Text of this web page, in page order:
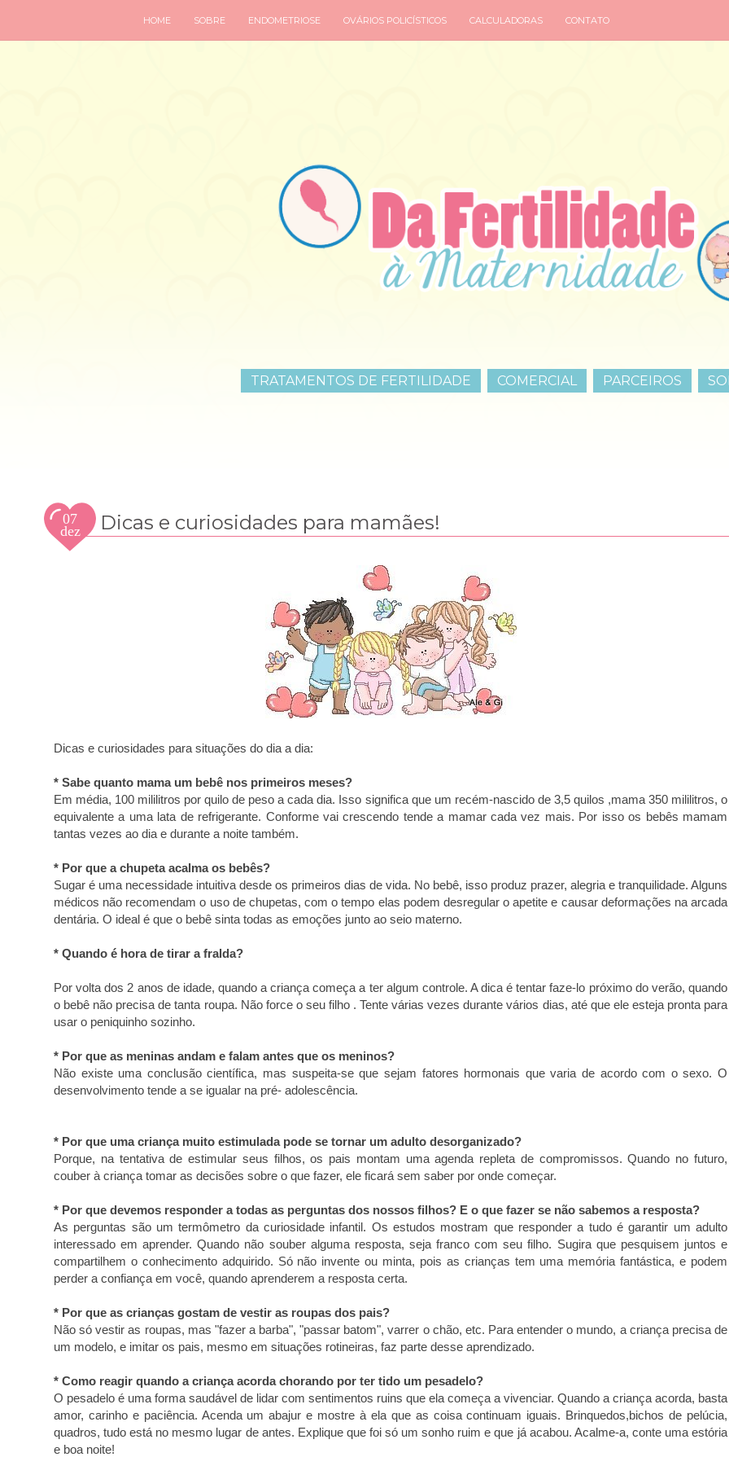
HOME SOBRE ENDOMETRIOSE OVÁRIOS POLICÍSTICOS CALCULADORAS CONTATO
TRATAMENTOS DE FERTILIDADE COMERCIAL PARCEIROS
07
dez
2009
Dicas e curiosidades para mamães!
Dicas e curiosidades para situações do dia a dia:
* Sabe quanto mama um bebê nos primeiros meses?
Em média, 100 mililitros por quilo de peso a cada dia. Isso significa que um recém-nascido de 3,5 quilos ,mama 350 mililitros, o
equivalente a uma lata de refrigerante. Conforme vai crescendo tende a mamar cada vez mais. Por isso os bebês mamam
tantas vezes ao dia e durante a noite também.
* Por que a chupeta acalma os bebês?
Sugar é uma necessidade intuitiva desde os primeiros dias de vida. No bebê, isso produz prazer, alegria e tranquilidade. Alguns
médicos não recomendam o uso de chupetas, com o tempo elas podem desregular o apetite e causar deformações na arcada
dentária. O ideal é que o bebê sinta todas as emoções junto ao seio materno.
* Quando é hora de tirar a fralda?
Por volta dos 2 anos de idade, quando a criança começa a ter algum controle. A dica é tentar faze-lo próximo do verão, quando
o bebê não precisa de tanta roupa. Não force o seu filho . Tente várias vezes durante vários dias, até que ele esteja pronta para
usar o peniquinho sozinho.
* Por que as meninas andam e falam antes que os meninos?
Não existe uma conclusão científica, mas suspeita-se que sejam fatores hormonais que varia de acordo com o sexo. O
desenvolvimento tende a se igualar na pré- adolescência.
* Por que uma criança muito estimulada pode se tornar um adulto desorganizado?
Porque, na tentativa de estimular seus filhos, os pais montam uma agenda repleta de compromissos. Quando no futuro,
couber à criança tomar as decisões sobre o que fazer, ele ficará sem saber por onde começar.
* Por que devemos responder a todas as perguntas dos nossos filhos? E o que fazer se não sabemos a resposta?
As perguntas são um termômetro da curiosidade infantil. Os estudos mostram que responder a tudo é garantir um adulto
interessado em aprender. Quando não souber alguma resposta, seja franco com seu filho. Sugira que pesquisem juntos e
compartilhem o conhecimento adquirido. Só não invente ou minta, pois as crianças tem uma memória fantástica, e podem
perder a confiança em você, quando aprenderem a resposta certa.
* Por que as crianças gostam de vestir as roupas dos pais?
Não só vestir as roupas, mas "fazer a barba", "passar batom", varrer o chão, etc. Para entender o mundo, a criança precisa de
um modelo, e imitar os pais, mesmo em situações rotineiras, faz parte desse aprendizado.
* Como reagir quando a criança acorda chorando por ter tido um pesadelo?
O pesadelo é uma forma saudável de lidar com sentimentos ruins que ela começa a vivenciar. Quando a criança acorda, basta
amor, carinho e paciência. Acenda um abajur e mostre à ela que as coisa continuam iguais. Brinquedos,bichos de pelúcia,
quadros, tudo está no mesmo lugar de antes. Explique que foi só um sonho ruim e que já acabou. Acalme-a, conte uma estória
e boa noite!